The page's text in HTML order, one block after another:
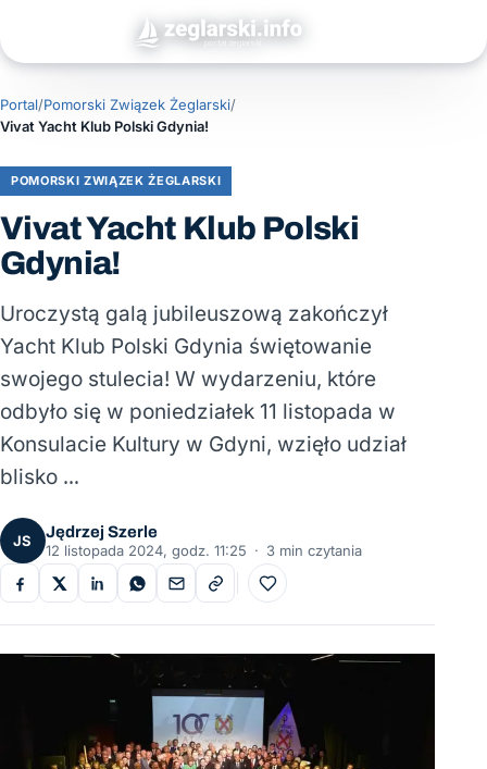
Portal/Pomorski Związek Żeglarski/
Vivat Yacht Klub Polski Gdynia!
POMORSKI ZWIĄZEK ŻEGLARSKI
Vivat Yacht Klub Polski
Gdynia!
Uroczystą galą jubileuszową zakończył
Yacht Klub Polski Gdynia świętowanie
swojego stulecia! W wydarzeniu, które
odbyło się w poniedziałek 11 listopada w
Konsulacie Kultury w Gdyni, wzięło udział
blisko …
JS
Jędrzej Szerle
12 listopada 2024, godz. 11:25 · 3 min czytania
Do ulubionych